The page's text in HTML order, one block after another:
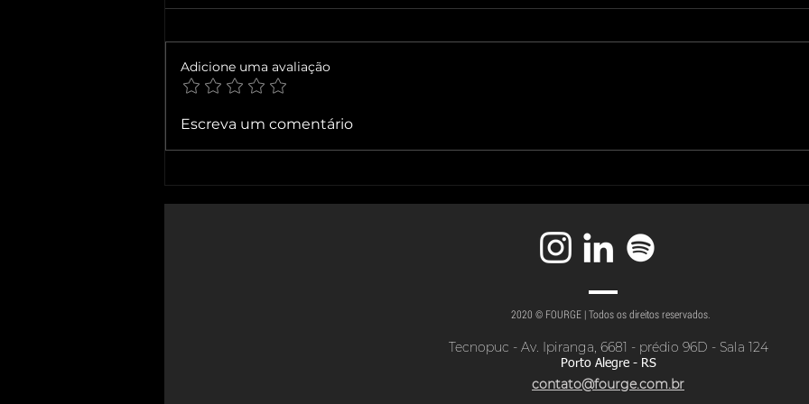
Maturidade digital não se
Adicione uma avaliação
Escreva um comentário
2020 © FOURGE | Todos os direitos reservados.
Tecnopuc - Av. Ipiranga, 6681 - prédio 96D - Sala 124
Porto Alegre - RS
contato@fourge.com.br